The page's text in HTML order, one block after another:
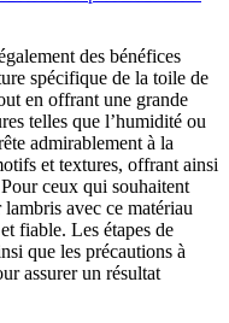
des bénéfices
spécifique de la toile de
en offrant une grande
telles que l’humidité ou
admirablement à la
et textures, offrant ainsi
ceux qui souhaitent
avec ce matériau
fiable. Les étapes de
que les précautions à
assurer un résultat